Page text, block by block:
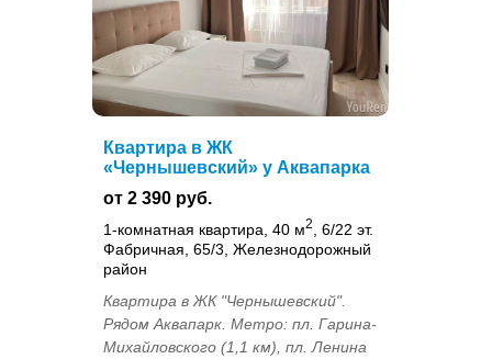
Квартира в ЖК
«Чернышевский» у Аквапарка
от 2 390 руб.
1-комнатная квартира, 40 м2
, 6/22 эт.
Фабричная, 65/3, Железнодорожный
район
Квартира в ЖК "Чернышевский".
Рядом Аквапарк. Метро: пл. Гарина-
Михайловского (1,1 км), пл. Ленина